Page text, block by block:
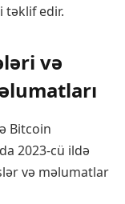
təklif edir.
və
Bitcoin
2023-cü ildə
və məlumatlar